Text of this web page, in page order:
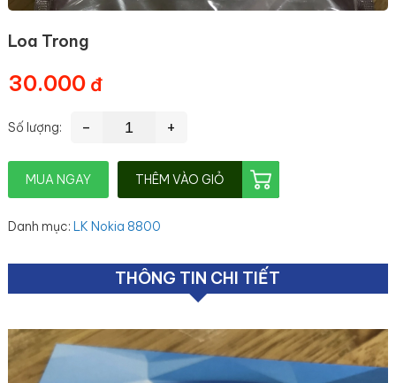
Loa Trong
30.000
Số lượng: - +
MUA NGAY THÊM VÀO GIỎ
Danh mục: LK Nokia 8800
THÔNG TIN CHI TIẾT